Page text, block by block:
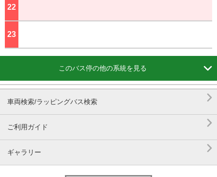
22
23
このバス停の他の系統を見る 
車両検索/ラッピングバス検索 
ご利用ガイド 
ギャラリー 